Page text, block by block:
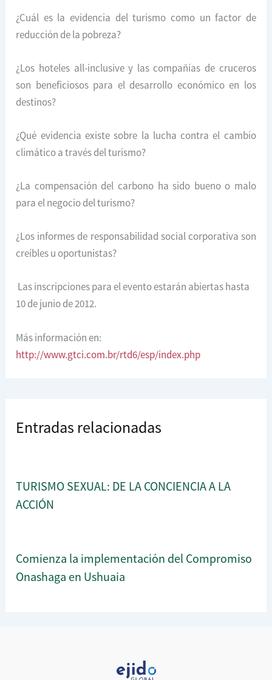
¿Cuál es la evidencia del turismo como un factor de
reducción de la pobreza?
¿Los hoteles all-inclusive y las compañías de cruceros
son beneficiosos para el desarrollo económico en los
destinos?
¿Qué evidencia existe sobre la lucha contra el cambio
climático a través del turismo?
¿La compensación del carbono ha sido bueno o malo
para el negocio del turismo?
¿Los informes de responsabilidad social corporativa son
creíbles u oportunistas?
Las inscripciones para el evento estarán abiertas hasta
10 de junio de 2012.
Más información en:
http://www.gtci.com.br/rtd6/esp/index.php
Entradas relacionadas
TURISMO SEXUAL: DE LA CONCIENCIA A LA
ACCIÓN
Comienza la implementación del Compromiso
Onashaga en Ushuaia